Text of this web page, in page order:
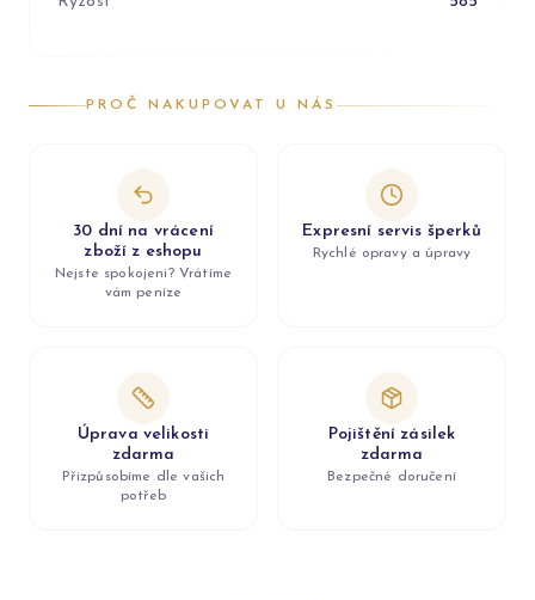
PROČ NAKUPOVAT U NÁS
30 dní na vrácení
zboží z eshopu
Nejste spokojeni? Vrátíme
vám peníze
Expresní servis šperků
Rychlé opravy a úpravy
Úprava velikosti
zdarma
Přizpůsobíme dle vašich
potřeb
Pojištění zásilek
zdarma
Bezpečné doručení